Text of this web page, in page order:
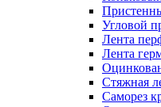
Угловой
Лента
Лента
Стяжная
Саморез